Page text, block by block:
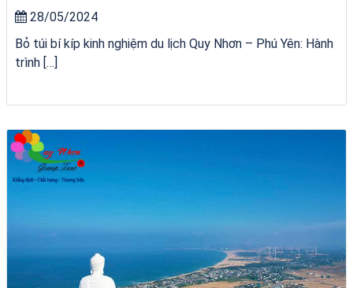
28/05/2024
Bỏ túi bí kíp kinh nghiệm du lịch Quy Nhơn – Phú Yên: Hành
trình […]